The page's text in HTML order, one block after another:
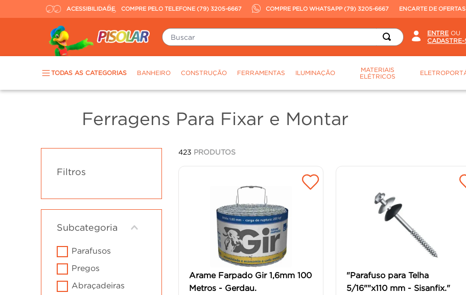
ACESSIBILIDADE COMPRE PELO TELEFONE (79) 3205-6667 COMPRE PELO WHATSAPP (79) 3205-6667 ENCARTE DE OFERTAS
Buscar OU
TODAS AS CATEGORIAS BANHEIRO CONSTRUÇÃO FERRAMENTAS ILUMINAÇÃO
MATERIAIS
ELÉTRICOS
Ferragens Para Fixar e Montar
Filtros
Subcategoria
parafusos
pregos
abraçadeiras
423 PRODUTOS
Arame Farpado Gir 1,6mm 100
Metros - Gerdau.
"Parafuso para Telha
5/16""x110 mm - Sisanfix."
revestimento
6º chuveiro
9 vaso sanitário